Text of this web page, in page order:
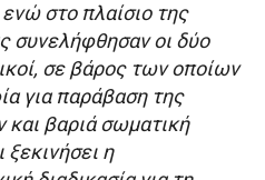
στο πλαίσιο της
συνελήφθησαν οι δύο
σε βάρος των οποίων
για παράβαση της
και βαριά σωματική
η